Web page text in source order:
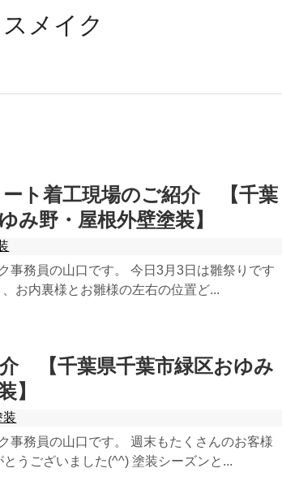
メイク
ト着工現場のご紹介 【千葉
み野・屋根外壁塗装】
事務員の山口です。 今日3月3日は雛祭りです
お内裏様とお雛様の左右の位置ど...
【千葉県千葉市緑区おゆみ
】
装
事務員の山口です。 週末もたくさんのお客様
うございました(^^) 塗装シーズンと...